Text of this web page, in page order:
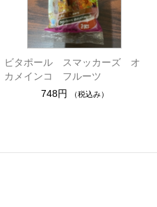
ビタポール スマッカーズ オ
カメインコ フルーツ
748円
（税込み）